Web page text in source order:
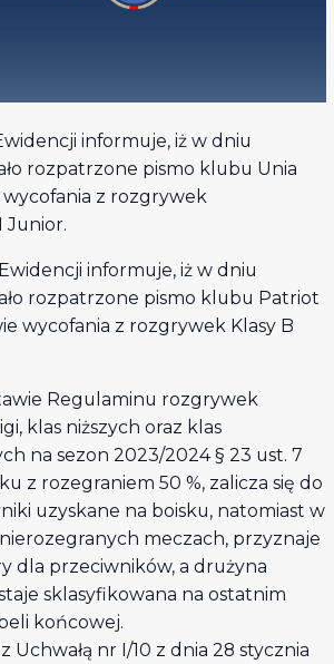
informuje, iż w dniu
rozpatrzone pismo klubu Unia
z rozgrywek
Junior.
informuje, iż w dniu
rozpatrzone pismo klubu Patriot
wycofania z rozgrywek Klasy B
Regulaminu rozgrywek
klas niższych oraz klas
na sezon 2023/2024 § 23 ust. 7
z rozegraniem 50 %, zalicza się do
uzyskane na boisku, natomiast w
meczach, przyznaje
dla przeciwników, a drużyna
sklasyfikowana na ostatnim
końcowej.
nr I/10 z dnia 28 stycznia